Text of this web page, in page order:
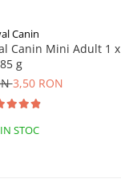
Canin
Canin Mini Adult 1 x
85 g
3,50 RON
IN STOC